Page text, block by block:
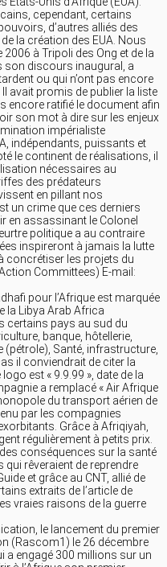
cependant, certains
d’autres alliés des
la création des EUA. Nous
à Tripoli des Ong et de la
son discours inaugural, a
ou qui n’ont pas encore
avait promis de publier la liste
encore ratifié le document afin
son mot à dire sur les enjeux
impérialiste
indépendants, puissants et
le continent de réalisations, il
nécessaires au
des prédateurs
en pillant nos
un crime que ces derniers
en assassinant le Colonel
politique a au contraire
inspireront à jamais la lutte
concrétiser les projets du
Committees) E-mail:
pour l’Afrique est marquée
la Libya Arab Africa
certains pays au sud du
banque, hôtellerie,
Santé, infrastructure,
il conviendrait de citer la
est « 9.9.99 », date de la
a remplacé « Air Afrique
du transport aérien de
par les compagnies
Grâce à Afriqiyah,
régulièrement à petits prix.
conséquences sur la santé
rêveraient de reprendre
et grâce au CNT, allié de
extraits de l’article de
vraies raisons de la guerre
le lancement du premier
(Rascom1) le 26 décembre
a engagé 300 millions sur un